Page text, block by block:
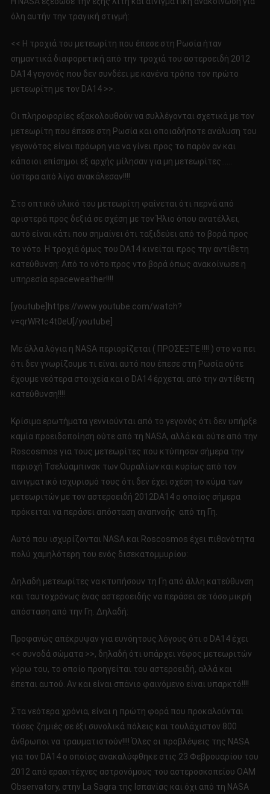
ΕΠΛΗΞΑΝ
όλη αυτήν την τραγική στιγμή:
<< Η τροχιά του μετεωρίτη που έπεσε στη Ρωσία ήταν
σημαντικά διαφορετική από την τροχιά του αστεροειδή 2012
DA14 γεγονός που δεν συνδέει με κανένα τρόπο τον πρώτο
μετεωρίτη με τον DA14 >>.
Οι πληροφορίες εξακολουθούν να συλλέγονται σχετικά με τον
μετεωρίτη που έπεσε στη Ρωσία και οποιαδήποτε ανάλυση του
γεγονότος είναι πρόωρη για να γίνει προς το παρόν αν και
κάποιοι επίσημοι εξ αρχής μίλησαν για μη μετεωρίτες……
ύστερα από λίγο ανακάλεσαν!!!!
Στο οπτικό υλικό του μετεωρίτη φαίνεται ότι περνά από
αριστερά προς δεξιά σε σχέση με τον Ήλιο όπου ανατέλλει,
αυτό είναι κάτι που σημαίνει ότι ταξιδεύει από το βορά προς
το νότο. Η τροχιά όμως του DA14 κινείται προς την αντίθετη
κατεύθυνση: Από το νότο προς ντο βορά όπως ανακοίνωσε η
υπηρεσία spaceweather!!!!
[youtube]https://www.youtube.com/watch?
v=qrWRtc4t0eU[/youtube]
Με άλλα λόγια η NASA περιορίζεται ( ΠΡΟΣΕΞΤΕ !!!! ) στο να πει
ότι δεν γνωρίζουμε τι είναι αυτό που έπεσε στη Ρωσία ούτε
έχουμε νεότερα στοιχεία και ο DA14 έρχεται από την αντίθετη
κατεύθυνση!!!!
Κρίσιμα ερωτήματα γεννιούνται από το γεγονός ότι δεν υπήρξε
καμία προειδοποίηση ούτε από τη ΝASA, αλλά και ούτε από την
Roscosmos για τους μετεωρίτες που κτύπησαν σήμερα την
περιοχή Τσελύαμπινσκ των Ουραλίων και κυρίως από τον
αινιγματικό ισχυρισμό τους ότι δεν έχει σχέση το κύμα των
μετεωριτών με τον αστεροειδή 2012DA14 ο οποίος σήμερα
πρόκειται να περάσει απόσταση αναπνοής από τη Γη.
Αυτό που ισχυρίζονται NASA και Roscosmos έχει πιθανότητα
πολύ χαμηλότερη του ενός δισεκατομμυρίου:
Δηλαδή μετεωρίτες να κτυπήσουν τη Γη από άλλη κατεύθυνση
και ταυτοχρόνως ένας αστεροειδής να περάσει σε τόσο μικρή
απόσταση από την Γη. Δηλαδή:
Προφανώς απέκρυψαν για ευνόητους λόγους ότι ο DA14 έχει
<< συνοδά σώματα >>, δηλαδή ότι υπάρχει νέφος μετεωριτών
γύρω του, το οποίο προηγείται του αστεροειδή, αλλά και
έπεται αυτού. Αν και είναι σπάνιο φαινόμενο είναι υπαρκτό!!!!
Στα νεότερα χρόνια, είναι η πρώτη φορά που προκαλούνται
τόσες ζημιές σε έξι συνολικά πόλεις και τουλάχιστον 800
άνθρωποι να τραυματιστούν!!!! Όλες οι προβλέψεις της NASA
για τον DA14 ο οποίος ανακαλύφθηκε στις 23 Φεβρουαρίου του
2012 από ερασιτέχνες αστρονόμους του αστεροσκοπείου OAM
Observatory, στην La Sagra της Ισπανίας και όχι από τη NASA